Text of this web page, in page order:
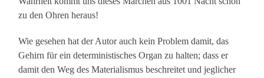
zu den Ohren heraus!
Wie gesehen hat der Autor auch kein Problem damit, das
Gehirn für ein deterministisches Organ zu halten; dass er
damit den Weg des Materialismus beschreitet und jeglicher